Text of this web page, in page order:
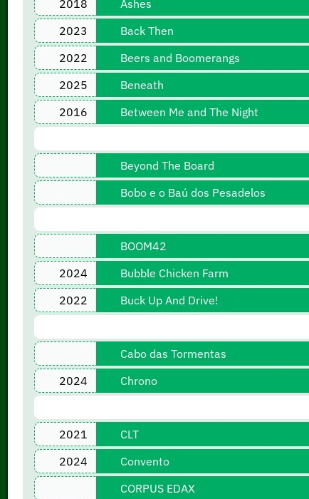
2018 Ashes
2023
Back Then
2022 Beers and Boomerangs
2025 Beneath
2016 Between Me and The Night
Beyond The Board
Bobo e o Baú dos Pesadelos
BOOM42
2024
Bubble Chicken Farm
2022
Buck Up And Drive!
Cabo das Tormentas
2024
Chrono
2021
CLT
2024
Convento
CORPUS EDAX